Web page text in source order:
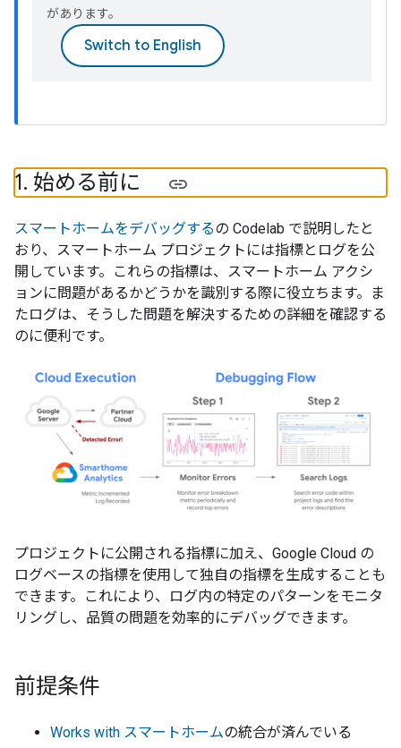
があります。
1. 始める前に
スマートホームをデバッグするの Codelab で説明したと
おり、スマートホーム プロジェクトには指標とログを公
開しています。これらの指標は、スマートホーム アクシ
ョンに問題があるかどうかを識別する際に役立ちます。ま
たログは、そうした問題を解決するための詳細を確認する
のに便利です。
プロジェクトに公開される指標に加え、Google Cloud の
ログベースの指標を使用して独自の指標を生成することも
できます。これにより、ログ内の特定のパターンをモニタ
リングし、品質の問題を効率的にデバッグできます。
前提条件
Works with スマートホームの統合が済んでいる